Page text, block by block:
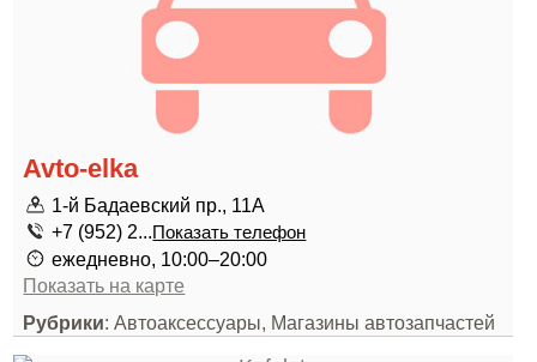
Avto-elka
1-й Бадаевский пр., 11А
+7 (952) 2...Показать телефон
ежедневно, 10:00–20:00
Показать на карте
Рубрики: Автоаксессуары, Магазины автозапчастей